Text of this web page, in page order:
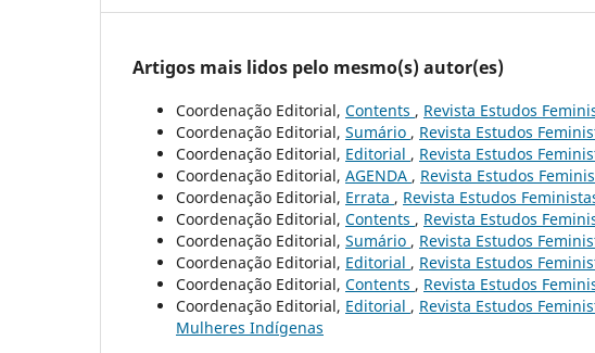
Artigos mais lidos pelo mesmo(s) autor(es)
Coordenação Editorial, Contents , Revista Estudos
Coordenação Editorial, Sumário , Revista Estudos
Coordenação Editorial, Editorial , Revista Estudos
Coordenação Editorial, AGENDA , Revista Estudos
Coordenação Editorial, Errata , Revista Estudos
Coordenação Editorial, Contents , Revista Estudos
Coordenação Editorial, Sumário , Revista Estudos
Coordenação Editorial, Editorial , Revista Estudos
Coordenação Editorial, Contents , Revista Estudos
Coordenação Editorial, Editorial , Revista Estudos
Mulheres Indígenas